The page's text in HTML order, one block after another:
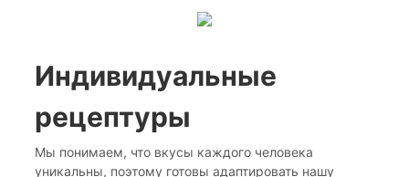
Индивидуальные
рецептуры
Мы понимаем, что вкусы каждого человека
уникальны, поэтому готовы адаптировать нашу